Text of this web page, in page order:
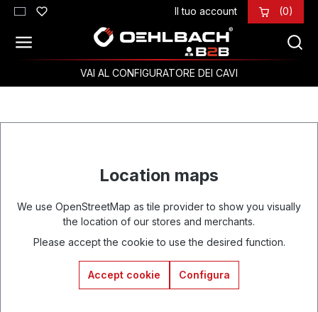
Passa al contenuto principale Il tuo account (0)
VAI AL CONFIGURATORE DEI CAVI
Location maps
We use OpenStreetMap as tile provider to show you visually
the location of our stores and merchants.
Please accept the cookie to use the desired function.
Accept cookie Configura